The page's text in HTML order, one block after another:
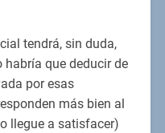
tendrá, sin duda,
habría que deducir de
por esas
más bien al
llegue a satisfacer)